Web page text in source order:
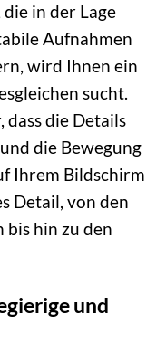
in der Lage
Aufnahmen
wird Ihnen ein
sucht.
die Details
die Bewegung
Ihrem Bildschirm
Detail, von den
hin zu den
und